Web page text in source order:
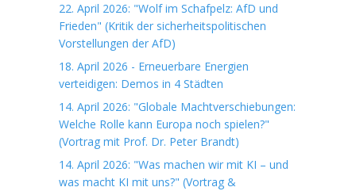
22. April 2026: "Wolf im Schafpelz: AfD und
Frieden" (Kritik der sicherheitspolitischen
Vorstellungen der AfD)
18. April 2026 - Erneuerbare Energien
verteidigen: Demos in 4 Städten
14. April 2026: "Globale Machtverschiebungen:
Welche Rolle kann Europa noch spielen?"
(Vortrag mit Prof. Dr. Peter Brandt)
14. April 2026: "Was machen wir mit KI – und
was macht KI mit uns?" (Vortrag &